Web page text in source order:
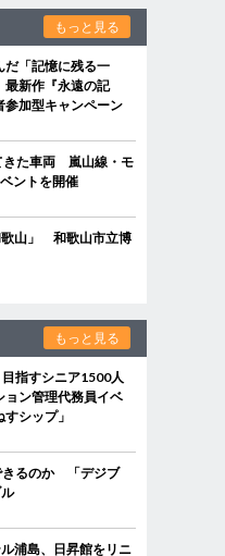
もっと見る
だ「記憶に残る一
新作『永遠の記
参加型キャンペーン
きた車両 嵐山線・モ
ントを開催
歌山」 和歌山市立博
もっと見る
目指すシニア1500人
ン管理代務員イベ
シップ」
きるのか 「デジブ
浦島、日昇館をリニ